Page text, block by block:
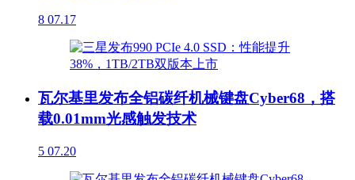
8 07.17
瓦尔基里发布全铝碳纤机械键盘Cyber68，搭
载0.01mm光感触发技术
5 07.20